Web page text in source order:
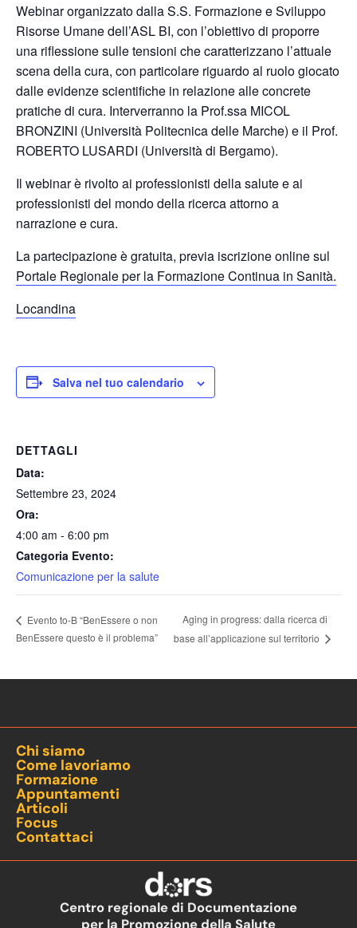
Webinar organizzato dalla S.S. Formazione e Sviluppo
Risorse Umane dell’ASL BI, con l’obiettivo di proporre
una riflessione sulle tensioni che caratterizzano l’attuale
scena della cura, con particolare riguardo al ruolo giocato
dalle evidenze scientifiche in relazione alle concrete
pratiche di cura. Interverranno la Prof.ssa MICOL
BRONZINI (Università Politecnica delle Marche) e il Prof.
ROBERTO LUSARDI (Università di Bergamo).
Il webinar è rivolto ai professionisti della salute e ai
professionisti del mondo della ricerca attorno a
narrazione e cura.
La partecipazione è gratuita, previa iscrizione online sul
Portale Regionale per la Formazione Continua in Sanità.
Locandina
Salva nel tuo calendario
DETTAGLI
Data:
Settembre 23, 2024
Ora:
4:00 am - 6:00 pm
Categoria Evento:
Comunicazione per la salute
Evento to-B “BenEssere o non
BenEssere questo è il problema”
Aging in progress: dalla ricerca di
base all’applicazione sul territorio
Chi siamo
Come lavoriamo
Formazione
Appuntamenti
Articoli
Focus
Contattaci
Centro regionale di Documentazione
per la Promozione della Salute